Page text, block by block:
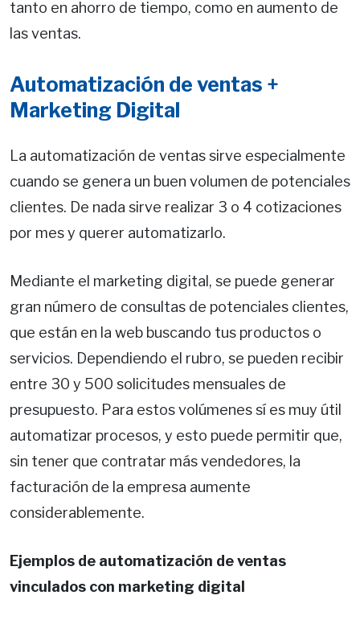
tanto en ahorro de tiempo, como en aumento de
las ventas.
Automatización de ventas +
Marketing Digital
La automatización de ventas sirve especialmente
cuando se genera un buen volumen de potenciales
clientes. De nada sirve realizar 3 o 4 cotizaciones
por mes y querer automatizarlo.
Mediante el marketing digital, se puede generar
gran número de consultas de potenciales clientes,
que están en la web buscando tus productos o
servicios. Dependiendo el rubro, se pueden recibir
entre 30 y 500 solicitudes mensuales de
presupuesto. Para estos volúmenes sí es muy útil
automatizar procesos, y esto puede permitir que,
sin tener que contratar más vendedores, la
facturación de la empresa aumente
considerablemente.
Ejemplos de automatización de ventas
vinculados con marketing digital